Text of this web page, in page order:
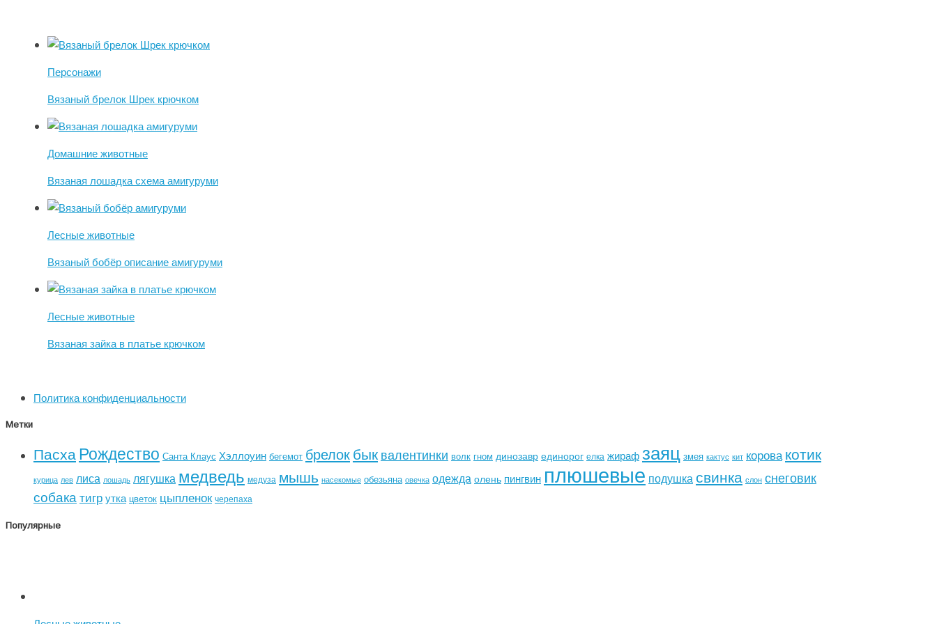
Персонажи
Вязаный брелок Шрек крючком
Домашние животные
Вязаная лошадка схема амигуруми
Лесные животные
Вязаный бобёр описание амигуруми
Лесные животные
Вязаная зайка в платье крючком
Политика конфиденциальности
Метки
ПасхаРождество Санта Клаус Хэллоуин бегемот брелокбыквалентинки волк гном динозавр единорог елка жирафзаяц змея кактус кит корова котик
курица лев лиса лошадь лягушка медведь медуза мышь насекомые обезьяна овечка одежда олень пингвин плюшевые подушка свинка слон снеговик
собака тигрутка цветок цыпленок черепаха
Популярные